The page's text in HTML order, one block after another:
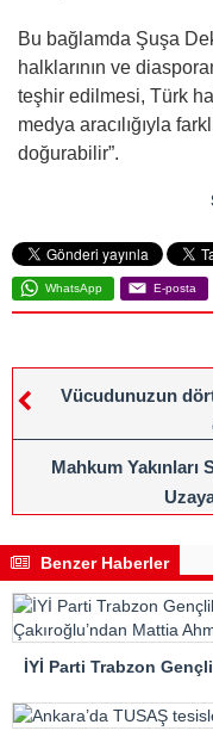
Bu bağlamda Şuşa
halklarının ve
teşhir edilmesi, Türk
medya aracılığıyla
doğurabilir”.
WhatsApp E-posta
Vücudunuzun
Mahkum
Benzer Haberler